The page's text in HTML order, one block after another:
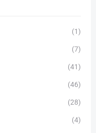
(1)
(7)
(41)
(46)
(28)
(4)